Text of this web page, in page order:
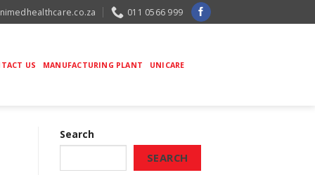
011 0566 999
US MANUFACTURING PLANT UNICARE
Search
SEARCH